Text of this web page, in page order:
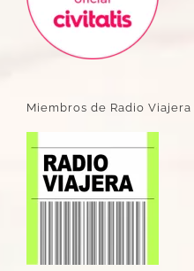
Miembros de Radio